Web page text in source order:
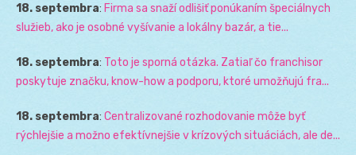
18. septembra: Firma sa snaží odlišiť ponúkaním špeciálnych
služieb, ako je osobné vyšívanie a lokálny bazár, a tie...
18. septembra: Toto je sporná otázka. Zatiaľ čo franchisor
poskytuje značku, know-how a podporu, ktoré umožňujú fra...
18. septembra: Centralizované rozhodovanie môže byť
rýchlejšie a možno efektívnejšie v krízových situáciách, ale de...